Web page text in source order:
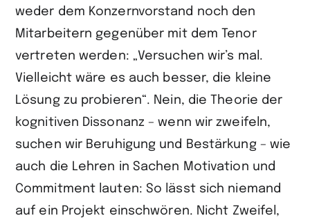
weder dem Konzernvorstand noch den
Mitarbeitern gegenüber mit dem Tenor
vertreten werden: „Versuchen wir’s mal.
Vielleicht wäre es auch besser, die kleine
Lösung zu probieren“. Nein, die Theorie der
kognitiven Dissonanz – wenn wir zweifeln,
suchen wir Beruhigung und Bestärkung – wie
auch die Lehren in Sachen Motivation und
Commitment lauten: So lässt sich niemand
auf ein Projekt einschwören. Nicht Zweifel,